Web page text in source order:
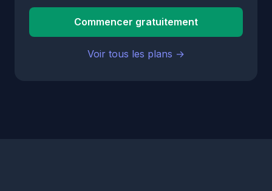
Commencer gratuitement
Voir tous les plans →